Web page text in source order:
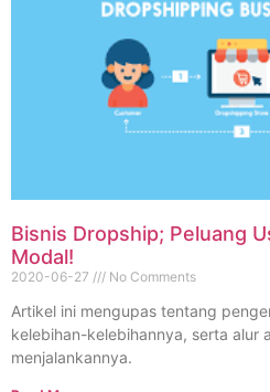
Bisnis Dropship; Peluang
Modal!
2020-06-27 No Comments
Artikel ini mengupas tentang
kelebihan-kelebihannya, serta alur
menjalankannya.